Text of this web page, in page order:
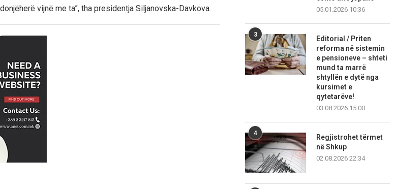
vijnë me ta”, tha presidentja Siljanovska-Davkova.
05.01.2026 10:36
3
Editorial / Priten
reforma në sistemin
e pensioneve – shteti
mund ta marrë
shtyllën e dytë nga
kursimet e
qytetarëve!
03.08.2026 15:00
4
Regjistrohet tërmet
në Shkup
02.08.2026 22:34